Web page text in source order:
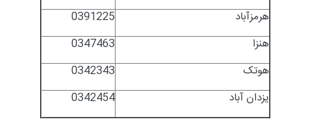
0391225
هرمزآباد
0347463
هنزا
0342343
هوتک
0342454
یزدان آباد